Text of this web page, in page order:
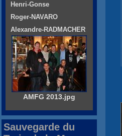
Henri-Gonse
Roger-NAVARO
Alexandre-RADMACHER
AMFG 2013.jpg
Sauvegarde du